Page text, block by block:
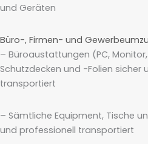
und Geräten
Büro-, Firmen- und
– Büroaustattungen (PC,
Schutzdecken und -Folien sicher
transportiert
– Sämtliche Equipment, Tische
und professionell transportiert